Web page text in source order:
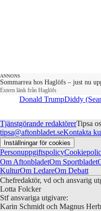
ANNONS
Sommarrea hos Haglöfs – just nu
Extern länk från Haglöfs
Donald TrumpDiddy
Tjänstgörande redaktörerTipsa
tipsa@aftonbladet.seKontakta
Inställningar för cookies
Personuppgiftspolicy
Om AftonbladetOm Sportbladet
KulturOm LedareOm Debatt
Chefredaktör, vd och ansvarig
Lotta Folcker
Stf ansvariga utgivare:
Karin Schmidt och Magnus